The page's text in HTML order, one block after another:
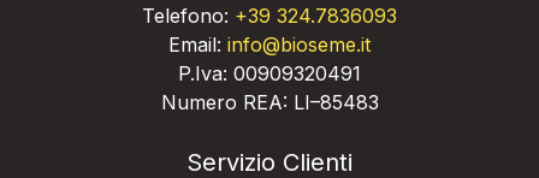
Telefono: +39 324.7836093
Email: info@bioseme.it
P.Iva: 00909320491
Numero REA: LI–85483
Servizio Clienti